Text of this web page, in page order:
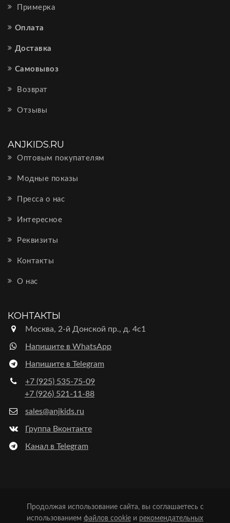
Примерка
Оплата
Доставка
Самовывоз
Возврат
Отзывы
ANJKIDS.RU
Оптовым покупателям
Модные показы
Пресса о нас
Интересное
Реквизиты
Контакты
О нас
КОНТАКТЫ
Москва, 2-й Донской пр., д. 4с1
Напишите в WhatsApp
Напишите в Telegram
+7 (925) 535-75-09
+7 (926) 521-11-88
sales@anjkids.ru
Группа Вконтакте
Канал в Telegram
Продолжая использование сайта, вы соглашаетесь с
использованием файлов cookie и рекомендательных